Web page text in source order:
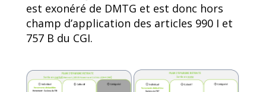
est exonéré de DMTG et est donc hors
champ d’application des articles 990 I et
757 B du CGI.